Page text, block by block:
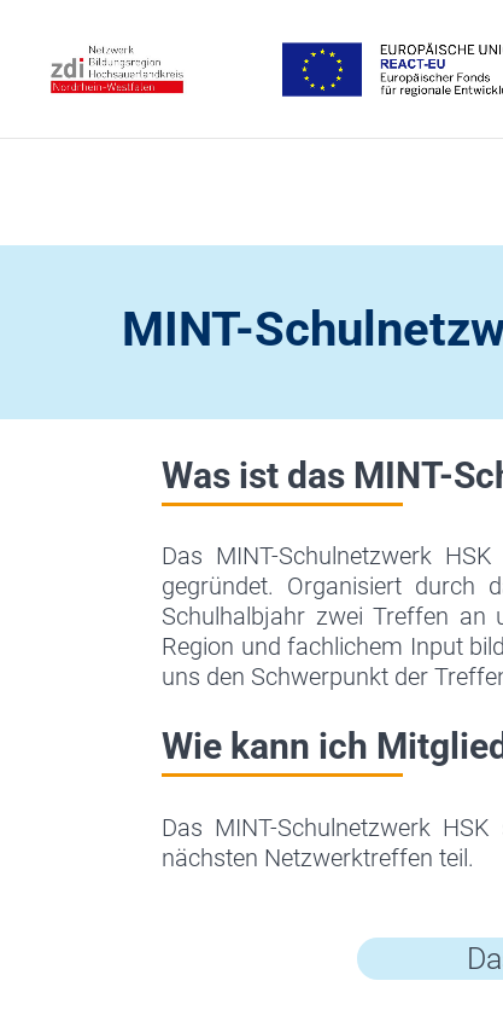
MINT-
Was ist das MINT-
Das MINT-Schulnetzwerk
gegründet. Organisiert durch
Schulhalbjahr zwei Treffen an
Region und fachlichem Input
uns den Schwerpunkt der
Wie kann ich
Das MINT-Schulnetzwerk
nächsten Netzwerktreffen teil.